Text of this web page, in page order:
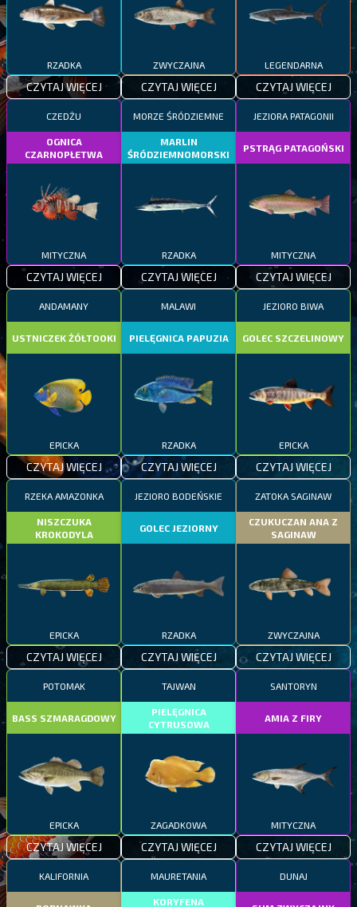
RZADKA
CZYTAJ WIĘCEJ
ZWYCZAJNA
CZYTAJ WIĘCEJ
LEGENDARNA
CZYTAJ WIĘCEJ
CZEDŻU
OGNICA
CZARNOPŁETWA
MITYCZNA
CZYTAJ WIĘCEJ
MORZE ŚRÓDZIEMNE
MARLIN
ŚRÓDZIEMNOMORSKI
RZADKA
CZYTAJ WIĘCEJ
JEZIORA PATAGONII
PSTRĄG PATAGOŃSKI
MITYCZNA
CZYTAJ WIĘCEJ
ANDAMANY
USTNICZEK ŻÓŁTOOKI
EPICKA
CZYTAJ WIĘCEJ
MALAWI
PIELĘGNICA PAPUZIA
RZADKA
CZYTAJ WIĘCEJ
JEZIORO BIWA
GOLEC SZCZELINOWY
EPICKA
CZYTAJ WIĘCEJ
RZEKA AMAZONKA
NISZCZUKA
KROKODYLA
EPICKA
CZYTAJ WIĘCEJ
JEZIORO BODEŃSKIE
GOLEC JEZIORNY
RZADKA
CZYTAJ WIĘCEJ
ZATOKA SAGINAW
CZUKUCZAN ANA Z
SAGINAW
ZWYCZAJNA
CZYTAJ WIĘCEJ
POTOMAK
BASS SZMARAGDOWY
EPICKA
CZYTAJ WIĘCEJ
TAJWAN
PIELĘGNICA
CYTRUSOWA
ZAGADKOWA
CZYTAJ WIĘCEJ
SANTORYN
AMIA Z FIRY
MITYCZNA
CZYTAJ WIĘCEJ
KALIFORNIA MAURETANIA
KORYFENA
DUNAJ